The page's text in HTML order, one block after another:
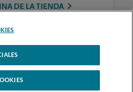
DE LA TIENDA